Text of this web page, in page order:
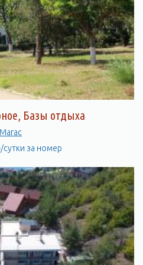
Базы отдыха
Магас
сутки за номер